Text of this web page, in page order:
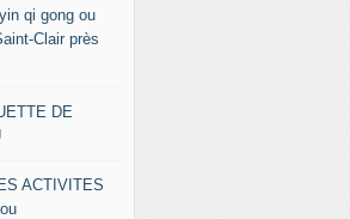
qi gong ou
Clair près
DE
ACTIVITES